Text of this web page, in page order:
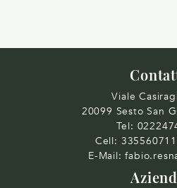
Viale
20099 Sesto San
Tel:
Cell:
E-Mail: